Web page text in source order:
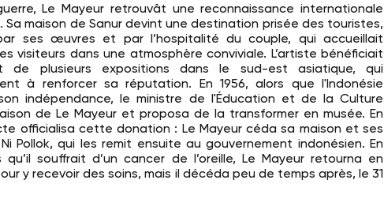
Le Mayeur retrouvât une reconnaissance internationale
Sa maison de Sanur devint une destination prisée des touristes,
ses œuvres et par l’hospitalité du couple, qui accueillait
visiteurs dans une atmosphère conviviale. L’artiste bénéficiait
de plusieurs expositions dans le sud-est asiatique, qui
à renforcer sa réputation. En 1956, alors que l'Indonésie
indépendance, le ministre de l'Éducation et de la Culture
de Le Mayeur et proposa de la transformer en musée. En
officialisa cette donation : Le Mayeur céda sa maison et ses
Pollok, qui les remit ensuite au gouvernement indonésien. En
qu’il souffrait d’un cancer de l’oreille, Le Mayeur retourna en
y recevoir des soins, mais il décéda peu de temps après, le 31